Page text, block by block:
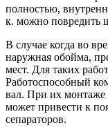
полностью,
к. можно повредить
В случае когда во
наружная обойма,
мест. Для таких
Работоспособный
вал. При их монтаже
может привести к
сепараторов.